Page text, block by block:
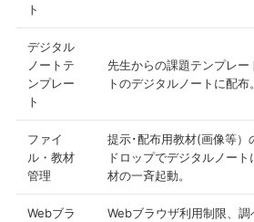
ト
デジタル
ノートテ
ンプレー
ト
先生からの課題テンプレー
トのデジタルノートに配布。
ファイ
ル・教材
管理
提示･配布用教材(画像等）
ドロップでデジタルノー
材の一斉起動。
Webブラ
Webブラウザ利用制限、